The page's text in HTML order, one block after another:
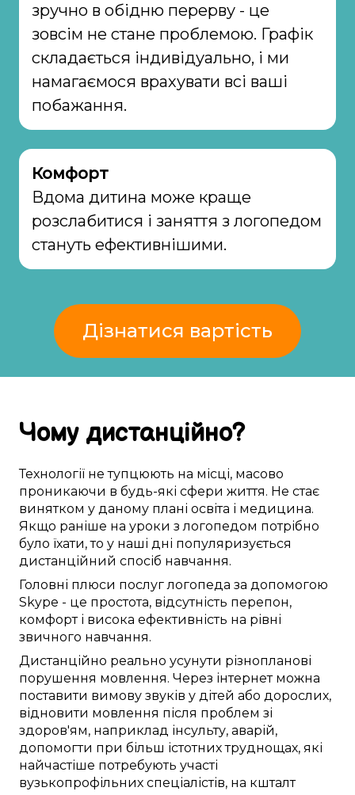
зручно в обідню перерву - це
зовсім не стане проблемою. Графік
складається індивідуально, і ми
намагаємося врахувати всі ваші
побажання.
Комфорт
Вдома дитина може краще
розслабитися і заняття з логопедом
стануть ефективнішими.
Дізнатися вартість
Чому дистанційно?
Технології не тупцюють на місці, масово
проникаючи в будь-які сфери життя. Не стає
винятком у даному плані освіта і медицина.
Якщо раніше на уроки з логопедом потрібно
було їхати, то у наші дні популяризується
дистанційний спосіб навчання.
Головні плюси послуг логопеда за допомогою
Skype - це простота, відсутність перепон,
комфорті висока ефективність на рівні
звичного навчання.
Дистанційно реально усунути різнопланові
порушення мовлення. Через інтернетможна
поставити вимову звуків у дітей або дорослих,
відновити мовлення після проблем зі
здоров'ям, наприклад інсульту, аварій,
допомогти при більш істотнихтруднощах, які
найчастіше потребують участі
вузькопрофільних спеціалістів, на кшталт